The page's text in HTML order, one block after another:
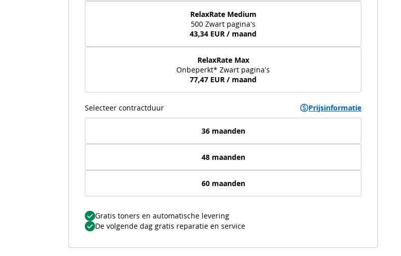
RelaxRate Medium
500 Zwart pagina's
43,34 EUR / maand
RelaxRate Max
Onbeperkt* Zwart pagina's
77,47 EUR / maand
Selecteer contractduur Prijsinformatie
36 maanden
48 maanden
60 maanden
Gratis toners en automatische levering
De volgende dag gratis reparatie en service